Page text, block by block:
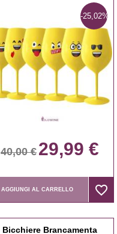
-25,02%
40,00 € 29,99 €
AGGIUNGI AL CARRELLO favorite_border
favorite_border
Bicchiere Brancamenta